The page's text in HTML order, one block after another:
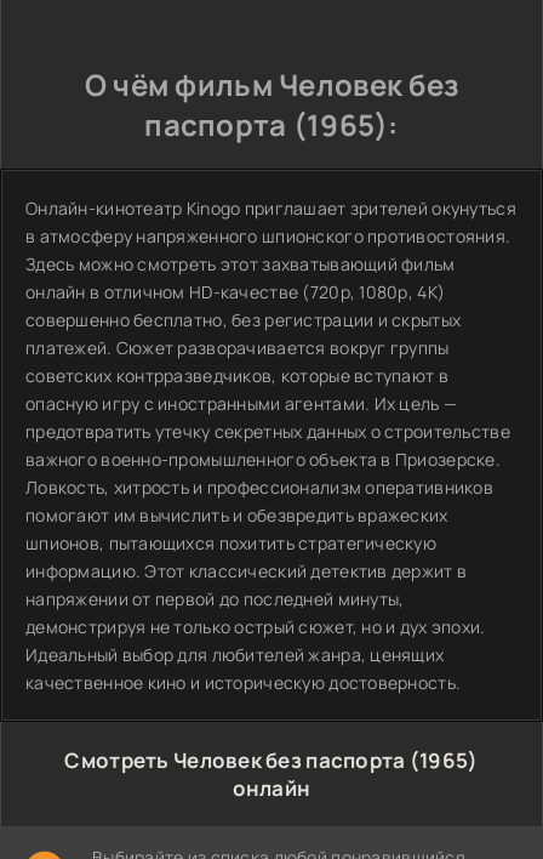
О чём фильм Человек без
паспорта (1965):
Онлайн-кинотеатр Kinogo приглашает зрителей окунуться
в атмосферу напряженного шпионского противостояния.
Здесь можно смотреть этот захватывающий фильм
онлайн в отличном HD-качестве (720p, 1080p, 4K)
совершенно бесплатно, без регистрации и скрытых
платежей. Сюжет разворачивается вокруг группы
советских контрразведчиков, которые вступают в
опасную игру с иностранными агентами. Их цель —
предотвратить утечку секретных данных о строительстве
важного военно-промышленного объекта в Приозерске.
Ловкость, хитрость и профессионализм оперативников
помогают им вычислить и обезвредить вражеских
шпионов, пытающихся похитить стратегическую
информацию. Этот классический детектив держит в
напряжении от первой до последней минуты,
демонстрируя не только острый сюжет, но и дух эпохи.
Идеальный выбор для любителей жанра, ценящих
качественное кино и историческую достоверность.
Смотреть Человек без паспорта (1965)
онлайн